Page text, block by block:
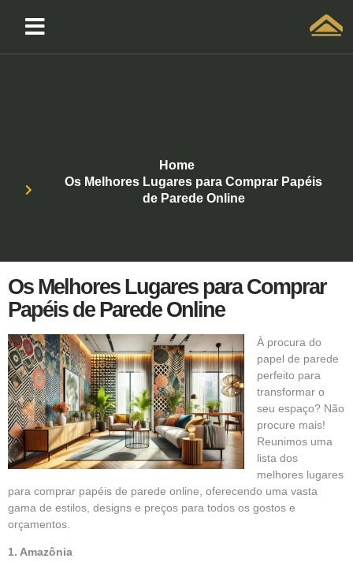
Home
Os Melhores Lugares para Comprar Papéis
de Parede Online
Os Melhores Lugares para Comprar
Papéis de Parede Online
À procura do
papel de parede
perfeito para
transformar o
seu espaço? Não
procure mais!
Reunimos uma
lista dos
melhores lugares
para comprar papéis de parede online, oferecendo uma vasta
gama de estilos, designs e preços para todos os gostos e
orçamentos.
1. Amazônia